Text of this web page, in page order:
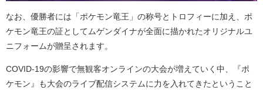
なお、優勝者には「ポケモン竜王」の称号とトロフィーに加え、ポ
ケモン竜王の証としてムゲンダイナが全面に描かれたオリジナルユ
ニフォームが贈呈されます。
COVID-19の影響で無観客オンラインの大会が増えていく中、『ポ
ケモン』も大会のライブ配信システムに力を入れてきたということ